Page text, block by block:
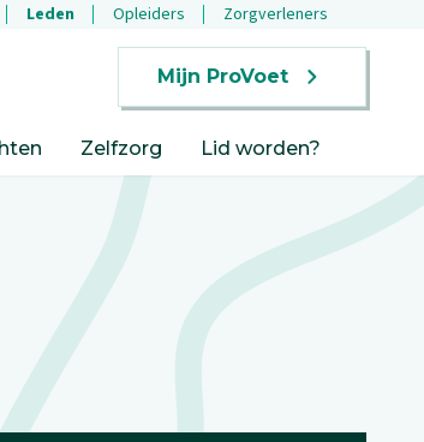
Leden Opleiders Zorgverleners
Mijn ProVoet
Zelfzorg Lid worden?